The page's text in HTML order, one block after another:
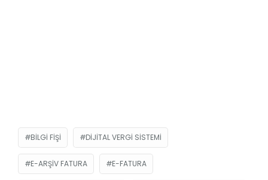
BILGI FIŞI DIJITAL VERGI SISTEMI
E-ARŞIV FATURA E-FATURA